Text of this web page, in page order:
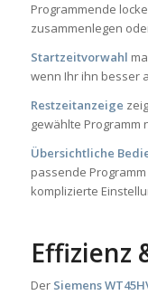
Programmende
zusammenlegen
Startzeitvorwahl
wenn Ihr ihn besser
Restzeitanzeige
gewählte Programm
Übersichtliche
passende
komplizierte
Effizienz
Der Siemens